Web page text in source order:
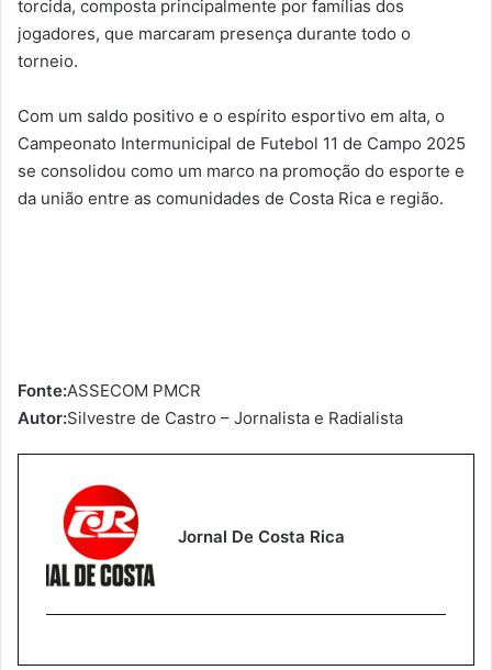
torcida, composta principalmente por famílias dos
jogadores, que marcaram presença durante todo o
torneio.
Com um saldo positivo e o espírito esportivo em alta, o
Campeonato Intermunicipal de Futebol 11 de Campo 2025
se consolidou como um marco na promoção do esporte e
da união entre as comunidades de Costa Rica e região.
Fonte:ASSECOM PMCR
Autor:Silvestre de Castro – Jornalista e Radialista
Jornal De Costa Rica